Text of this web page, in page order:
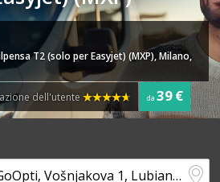
T2 (solo per Easyjet) (MXP), Milano,
dell'utente da 39 €